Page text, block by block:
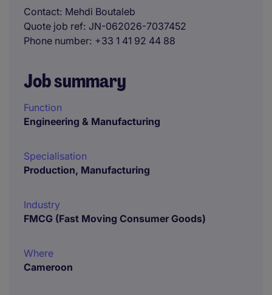
Contact Mehdi Boutaleb
Quote job ref JN-062026-7037452
Phone number +33 1 41 92 44 88
Job summary
Function
Engineering & Manufacturing
Specialisation
Production, Manufacturing
Industry
FMCG (Fast Moving Consumer Goods)
Where
Cameroon